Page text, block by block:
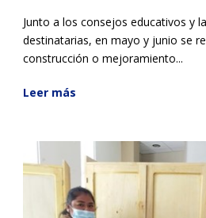
Junto a los consejos educativos y
destinatarias, en mayo y junio se
construcción o mejoramiento...
Leer más